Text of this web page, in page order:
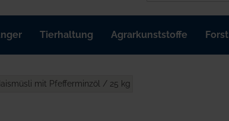
Tierhaltung Agrarkunststoffe Forst
mit Pfefferminzöl / 25 kg